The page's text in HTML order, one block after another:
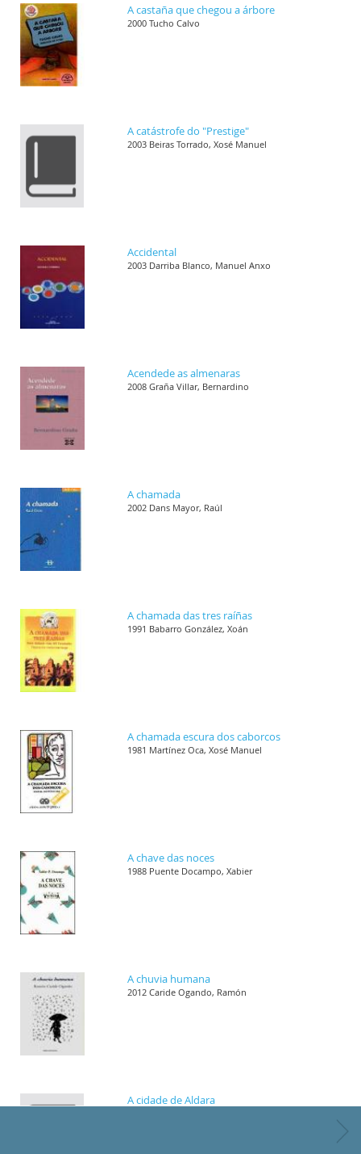
A castaña que chegou a árbore
2000 Tucho Calvo
A catástrofe do "Prestige"
2003 Beiras Torrado, Xosé Manuel
Accidental
2003 Darriba Blanco, Manuel Anxo
Acendede as almenaras
2008 Graña Villar, Bernardino
A chamada
2002 Dans Mayor, Raúl
A chamada das tres raíñas
1991 Babarro González, Xoán
A chamada escura dos caborcos
1981 Martínez Oca, Xosé Manuel
A chave das noces
1988 Puente Docampo, Xabier
A chuvia humana
2012 Caride Ogando, Ramón
A cidade de Aldara